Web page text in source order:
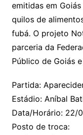
emitidas em
quilos de
fubá. O projeto
parceria da
Público de Goiás
Partida:
Estádio: Aníbal
Data/Horário: 22/
Posto de troca: